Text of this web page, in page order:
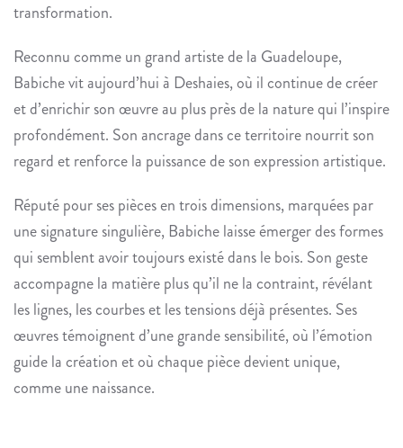
transformation.
Reconnu comme un grand artiste de la Guadeloupe,
Babichevit aujourd’hui à Deshaies, où il continue de créer
et d’enrichir son œuvre au plus près de la nature qui l’inspire
profondément. Son ancrage dans ce territoire nourrit son
regard et renforce la puissance de son expression artistique.
Réputé pour ses pièces en trois dimensions, marquées par
une signature singulière,Babichelaisse émerger des formes
qui semblent avoir toujours existé dans le bois. Son geste
accompagne la matière plus qu’il ne la contraint, révélant
les lignes, les courbes et les tensions déjà présentes. Ses
œuvres témoignent d’une grande sensibilité, où l’émotion
guide la création et où chaque pièce devient unique,
comme une naissance.